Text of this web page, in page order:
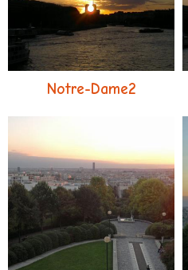
Notre-Dame2